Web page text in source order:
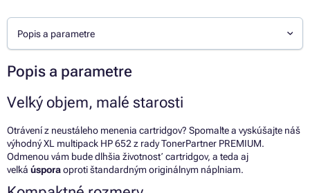
Popis a parametre
Popis a parametre
Veľký objem, malé starosti
Otrávení z neustáleho menenia cartridgov? Spomaľte a vyskúšajte náš
výhodný XL multipack HP 652 z rady TonerPartner PREMIUM.
Odmenou vám bude dlhšia životnosť cartridgov, a teda aj
veľká úsporaoproti štandardným originálnym náplniam.